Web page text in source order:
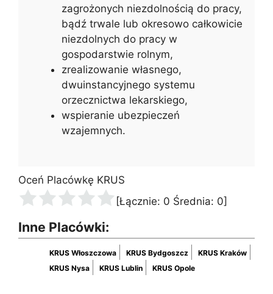
zagrożonych niezdolnością do pracy,
bądź trwale lub okresowo całkowicie
niezdolnych do pracy w
gospodarstwie rolnym,
zrealizowanie własnego,
dwuinstancyjnego systemu
orzecznictwa lekarskiego,
wspieranie ubezpieczeń
wzajemnych.
Oceń Placówkę KRUS
[Łącznie: 0 Średnia: 0]
Inne Placówki:
KRUS Włoszczowa KRUS Bydgoszcz
KRUS Kraków
KRUS Nysa
KRUS Lublin KRUS Opole